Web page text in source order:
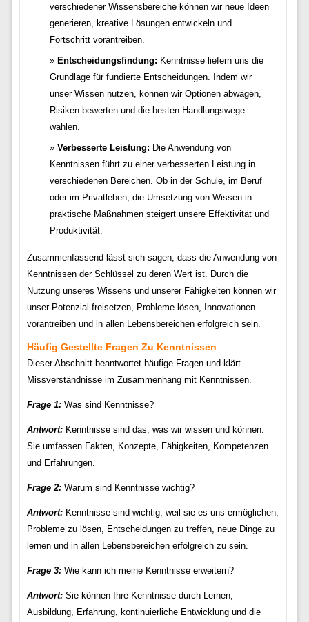
verschiedener Wissensbereiche können wir neue Ideen
generieren, kreative Lösungen entwickeln und
Fortschritt vorantreiben.
Entscheidungsfindung: Kenntnisse liefern uns die
Grundlage für fundierte Entscheidungen. Indem wir
unser Wissen nutzen, können wir Optionen abwägen,
Risiken bewerten und die besten Handlungswege
wählen.
Verbesserte Leistung: Die Anwendung von
Kenntnissen führt zu einer verbesserten Leistung in
verschiedenen Bereichen. Ob in der Schule, im Beruf
oder im Privatleben, die Umsetzung von Wissen in
praktische Maßnahmen steigert unsere Effektivität und
Produktivität.
Zusammenfassend lässt sich sagen, dass die Anwendung von
Kenntnissen der Schlüssel zu deren Wert ist. Durch die
Nutzung unseres Wissens und unserer Fähigkeiten können wir
unser Potenzial freisetzen, Probleme lösen, Innovationen
vorantreiben und in allen Lebensbereichen erfolgreich sein.
Häufig Gestellte Fragen Zu Kenntnissen
Dieser Abschnitt beantwortet häufige Fragen und klärt
Missverständnisse im Zusammenhang mit Kenntnissen.
Frage 1:Was sind Kenntnisse?
Antwort:Kenntnisse sind das, was wir wissen und können.
Sie umfassen Fakten, Konzepte, Fähigkeiten, Kompetenzen
und Erfahrungen.
Frage 2:Warum sind Kenntnisse wichtig?
Antwort:Kenntnisse sind wichtig, weil sie es uns ermöglichen,
Probleme zu lösen, Entscheidungen zu treffen, neue Dinge zu
lernen und in allen Lebensbereichen erfolgreich zu sein.
Frage 3:Wie kann ich meine Kenntnisse erweitern?
Antwort:Sie können Ihre Kenntnisse durch Lernen,
Ausbildung, Erfahrung, kontinuierliche Entwicklung und die